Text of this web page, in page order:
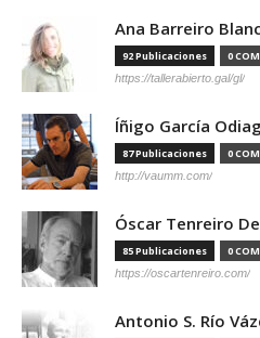
Ana Barreiro
92 Publicaciones 0
https://tallerabierto.gal/gl/
Íñigo García
87 Publicaciones 0
http://vaumm.com/
Óscar Tenreiro
85 Publicaciones 0
https://oscartenreiro.com/
Antonio S. Río